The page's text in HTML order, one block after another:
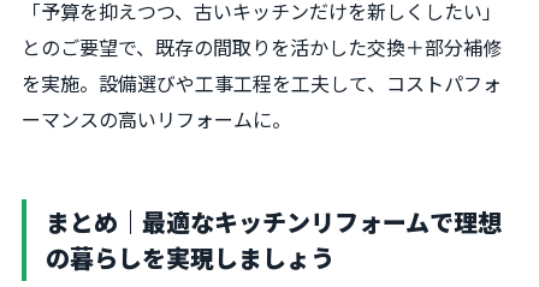
「予算を抑えつつ、古いキッチンだけを新しくしたい」
とのご要望で、既存の間取りを活かした交換＋部分補修
を実施。設備選びや工事工程を工夫して、コストパフォ
ーマンスの高いリフォームに。
まとめ｜最適なキッチンリフォームで理想
の暮らしを実現しましょう